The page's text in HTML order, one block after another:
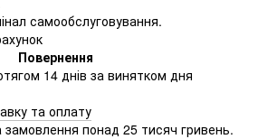
самообслуговування.
Повернення
14 днів за винятком дня
та оплату
понад 25 тисяч гривень.